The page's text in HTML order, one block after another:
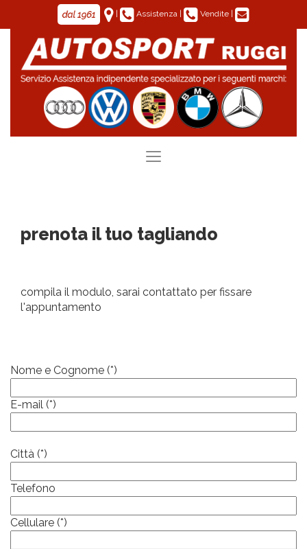
Assistenza Vendite
Toggle
prenota il tuo tagliando
compila il modulo, sarai contattato per fissare
l'appuntamento
Nome e Cognome (*)
E-mail (*)
Città (*)
Telefono
Cellulare (*)